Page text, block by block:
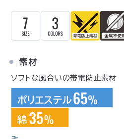
素材
ソフトな風合いの帯電防止素材